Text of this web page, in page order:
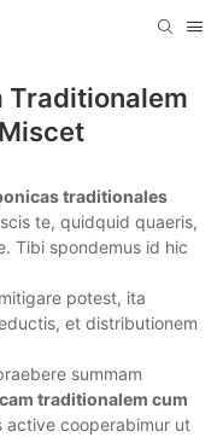
Traditionalem
traditionales
te, quidquid quaeris,
Tibi spondemus id hic
potest, ita
et distributionem
summam
traditionalem cum
active cooperabimur ut